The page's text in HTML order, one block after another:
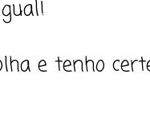
e tenho